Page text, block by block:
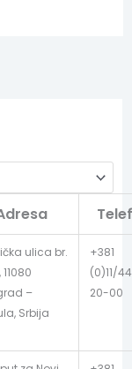
ulica br.
–
Srbija
+381
(0)11/
20-00